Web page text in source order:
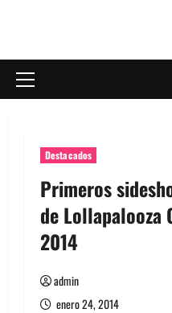
Menú
Destacados
Primeros
de Lollapalooza
2014
admin
enero 24, 2014